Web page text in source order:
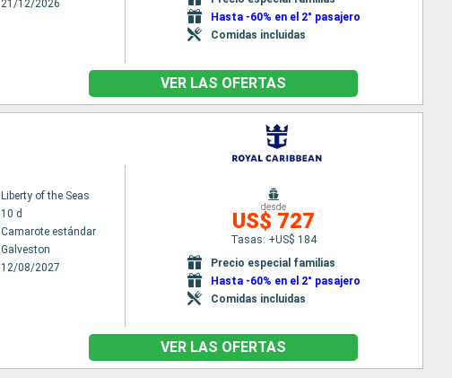
21/12/2026
Hasta -60% en el 2° pasajero
Comidas incluidas
VER LAS OFERTAS
Liberty of the Seas
10 d
Camarote estándar
Galveston
12/08/2027
desde
US$ 727
Tasas: +US$ 184
Precio especial familias
Hasta -60% en el 2° pasajero
Comidas incluidas
VER LAS OFERTAS